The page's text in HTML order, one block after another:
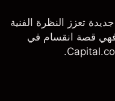
تعزز النظرة الفنية
فهي قصة انقسام في